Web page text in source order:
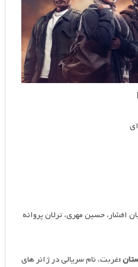
افشار، حسین مهری، ترلان پروانه
:غربت، نام سریالی در ژانر های